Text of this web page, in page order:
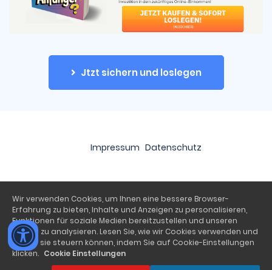
Jtzt sichern und loslegen
Impressum Datenschutz
Wir verwenden Cookies, um Ihnen eine bessere Browser-
Erfahrung zu bieten, Inhalte und Anzeigen zu personalisieren,
Funktionen für soziale Medien bereitzustellen und unseren
Traffic zu analysieren. Lesen Sie, wie wir Cookies verwenden und
wie Sie sie steuern können, indem Sie auf Cookie-Einstellungen
klicken. Cookie Einstellungen